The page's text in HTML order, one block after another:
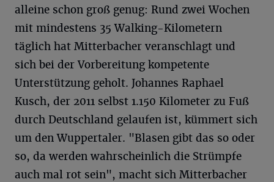
alleine schon groß genug: Rund zwei Wochen
mit mindestens 35 Walking-Kilometern
täglich hat Mitterbacher veranschlagt und
sich bei der Vorbereitung kompetente
Unterstützung geholt. Johannes Raphael
Kusch, der 2011 selbst 1.150 Kilometer zu Fuß
durch Deutschland gelaufen ist, kümmert sich
um den Wuppertaler. "Blasen gibt das so oder
so, da werden wahrscheinlich die Strümpfe
auch mal rot sein", macht sich Mitterbacher